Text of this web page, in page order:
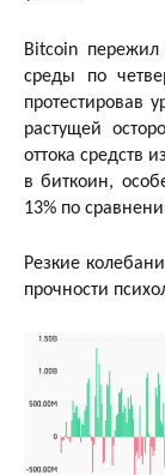
Bitcoin
среды по
протестировав
растущей
оттока средств
в биткоин,
13% по
Резкие
прочности